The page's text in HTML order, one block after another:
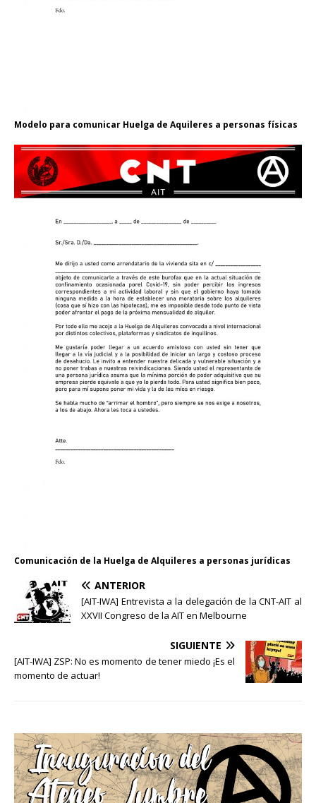
Modelo para comunicar Huelga de Aquileres a personas físicas
Comunicación de la Huelga de Alquileres a personas jurídicas
ANTERIOR
[AIT-IWA] Entrevista a la delegación de la CNT-AIT al
XXVII Congreso de la AIT en Melbourne
SIGUIENTE
[AIT-IWA] ZSP: No es momento de tener miedo ¡Es el
momento de actuar!